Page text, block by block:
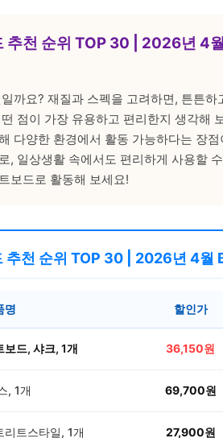
추천 순위 TOP 30 | 2026년 4
까요? 재질과 스펙을 고려하면, 튼튼하
점이 가장 유용하고 편리한지 생각해
다양한 환경에서 활동 가능하다는 장
, 일상생활 속에서도 편리하게 사용할
보드로 활동해 보세요!
추천 순위 TOP 30 | 2026년 4월
명 할인가
보드, 샤크, 1개 36,150원
, 1개 69,700원
트스타일, 1개 27,900원